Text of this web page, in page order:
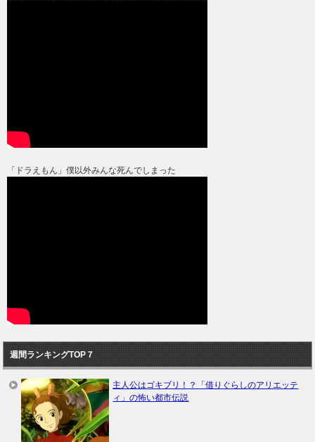
「ドラえもん」僕以外みんな死んでしまった
週間ランキングTOP７
主人公はゴキブリ！？「借りぐらしのアリエッテ
ィ」の怖い都市伝説